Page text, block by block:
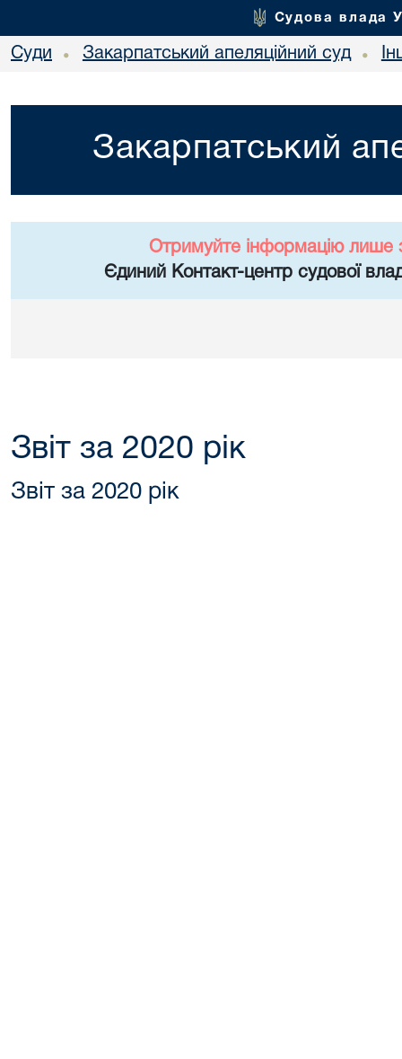
Судова влада
Суди • Закарпатський апеляційний суд •
Закарпатський
Отримуйте інформацію лише
Єдиний Контакт-центр судової
Звіт за 2020 рік
Звіт за 2020 рік